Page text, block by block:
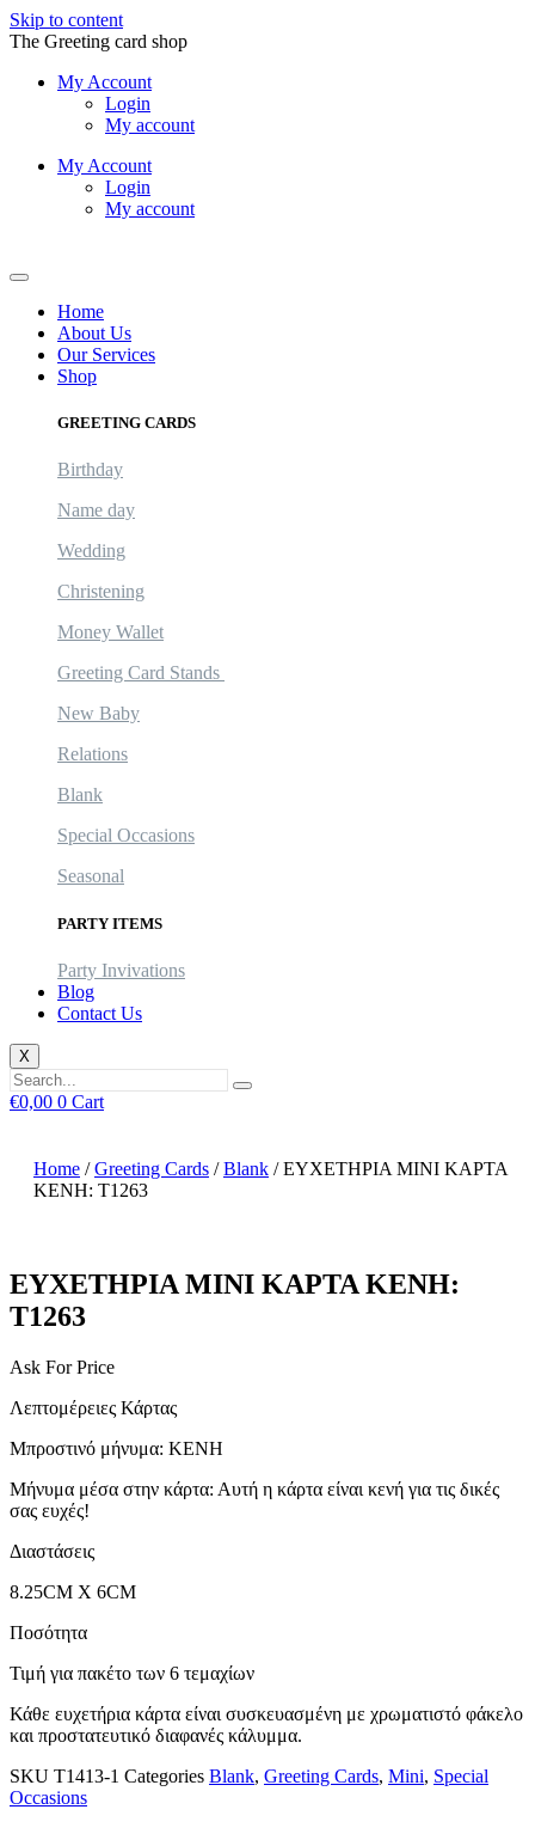
Skip to content
The Greeting card shop
My Account
Login
My account
My Account
Login
My account
Home
About Us
Our Services
Shop
GREETING CARDS
Birthday
Name day
Wedding
Christening
Money Wallet
Greeting Card Stands
New Baby
Relations
Blank
Special Occasions
Seasonal
PARTY ITEMS
Party Invivations
Blog
Contact Us
X
€0,00 0 Cart
Home /Greeting Cards /Blank / ΕΥΧΕΤΗΡΙΑ ΜΙΝΙ ΚΑΡΤΑ
ΚΕΝΗ: T1263
ΕΥΧΕΤΗΡΙΑ ΜΙΝΙ ΚΑΡΤΑ ΚΕΝΗ:
T1263
Ask For Price
Λεπτομέρειες Κάρτας
Μπροστινό μήνυμα: ΚΕΝΗ
Μήνυμα μέσα στην κάρτα: Αυτή η κάρτα είναι κενή για τις δικές
σας ευχές!
Διαστάσεις
8.25CM X 6CM
Ποσότητα
Τιμή για πακέτο των 6 τεμαχίων
Κάθε ευχετήρια κάρτα είναι συσκευασμένη με χρωματιστό φάκελο
και προστατευτικό διαφανές κάλυμμα.
SKU T1413-1 Categories Blank, Greeting Cards, Mini, Special
Occasions